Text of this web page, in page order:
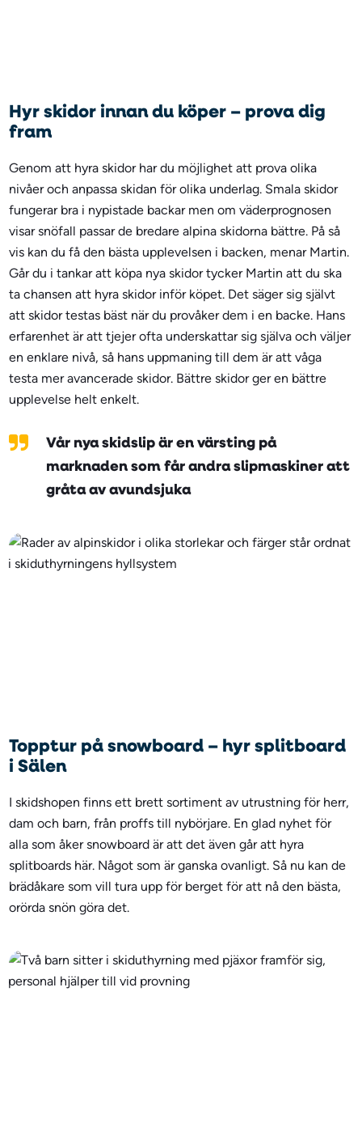
Hyr skidor innan du köper – prova dig
fram
Genom att hyra skidor har du möjlighet att prova olika
nivåer och anpassa skidan för olika underlag. Smala skidor
fungerar bra i nypistade backar men om väderprognosen
visar snöfall passar de bredare alpina skidorna bättre. På så
vis kan du få den bästa upplevelsen i backen, menar Martin.
Går du i tankar att köpa nya skidor tycker Martin att du ska
ta chansen att hyra skidor inför köpet. Det säger sig självt
att skidor testas bäst när du provåker dem i en backe. Hans
erfarenhet är att tjejer ofta underskattar sig själva och väljer
en enklare nivå, så hans uppmaning till dem är att våga
testa mer avancerade skidor. Bättre skidor ger en bättre
upplevelse helt enkelt.
Vår nya skidslip är en värsting på
marknaden som får andra slipmaskiner att
gråta av avundsjuka
Topptur på snowboard – hyr splitboard
i Sälen
I skidshopen finns ett brett sortiment av utrustning för herr,
dam och barn, från proffs till nybörjare. En glad nyhet för
alla som åker snowboard är att det även går att hyra
splitboards här. Något som är ganska ovanligt. Så nu kan de
brädåkare som vill tura upp för berget för att nå den bästa,
orörda snön göra det.